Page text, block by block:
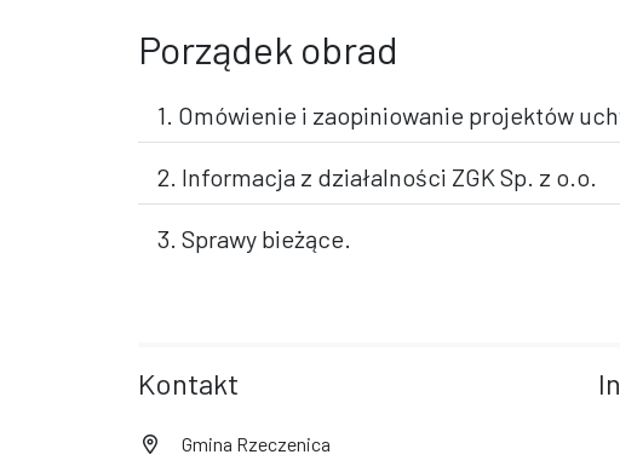
Porządek obrad
1. Omówienie i zaopiniowanie projektów
2. Informacja z działalności ZGK Sp. z o.o.
3. Sprawy bieżące.
Kontakt
Gmina Rzeczenica